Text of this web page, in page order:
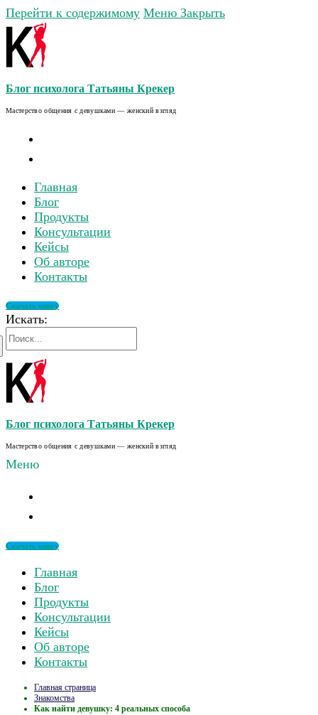
Перейти к содержимому Меню Закрыть
Блог психолога Татьяны Крекер
Мастерство общения с девушками — женский взгляд
Главная
Блог
Продукты
Консультации
Кейсы
Об авторе
Контакты
Скачать книгу
Искать:
Блог психолога Татьяны Крекер
Мастерство общения с девушками — женский взгляд
Меню
Скачать книгу
Главная
Блог
Продукты
Консультации
Кейсы
Об авторе
Контакты
Главная страница
Знакомства
Как найти девушку: 4 реальных способа